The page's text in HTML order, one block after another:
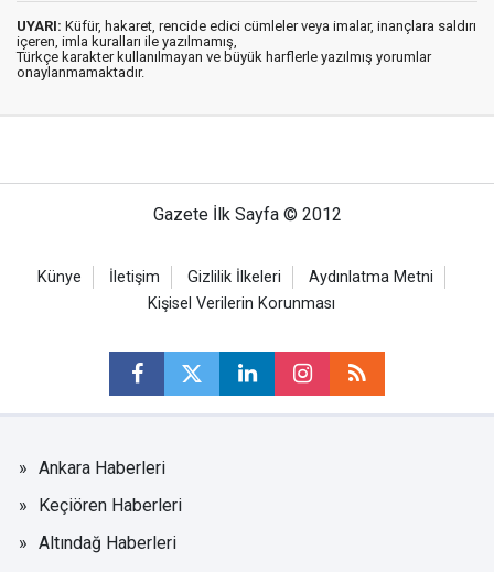
UYARI: Küfür, hakaret, rencide edici cümleler veya imalar, inançlara saldırı
içeren, imla kuralları ile yazılmamış,
Türkçe karakter kullanılmayan ve büyük harflerle yazılmış yorumlar
onaylanmamaktadır.
Gazete İlk Sayfa © 2012
Künye İletişim Gizlilik İlkeleri
Aydınlatma Metni
Kişisel Verilerin Korunması
Ankara Haberleri
Keçiören Haberleri
Altındağ Haberleri